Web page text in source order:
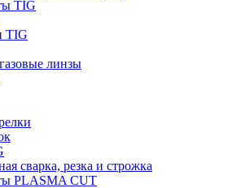
TIG
TIG
линзы
сварка, резка и строжка
PLASMA CUT